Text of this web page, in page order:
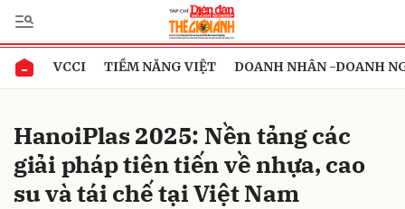
VCCI TIỀM NĂNG VIỆT DOANH NHÂN -DOANH
HanoiPlas 2025: Nền tảng các
giải pháp tiên tiến về nhựa, cao
su và tái chế tại Việt Nam
Gửi bình luận